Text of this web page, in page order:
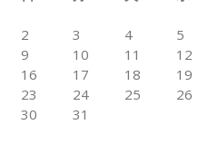
2
3 4 5
9
10 11 12
16
17 18 19
23
24 25 26
30
31